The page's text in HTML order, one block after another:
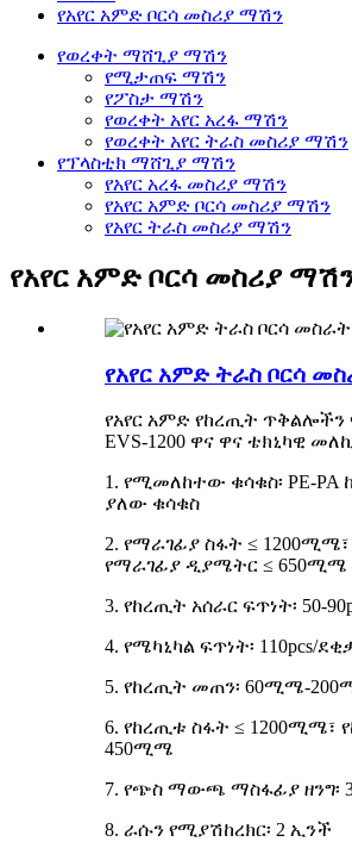
የአየር አምድ ቦርሳ መስሪያ ማሽን
የወረቀት ማሸጊያ ማሽን
የሚታጠፍ ማሽን
የፖስታ ማሽን
የወረቀት አየር አረፋ ማሽን
የወረቀት አየር ትራስ መስሪያ ማሽን
የፕላስቲክ ማሸጊያ ማሽን
የአየር አረፋ መስሪያ ማሽን
የአየር አምድ ቦርሳ መስሪያ ማሽን
የአየር ትራስ መስሪያ ማሽን
የአየር አምድ ቦርሳ መስሪያ
የአየር አምድ ትራስ ቦርሳ
የአየር አምድ የከረጢት
EVS-1200 ዋና ዋና ቴክኒካዊ
1. የሚመለከተው ቁሳቁስ፡ PE-PA
ያለው ቁሳቁስ
2. የማራገፊያ ስፋት ≤
የማራገፊያ ዲያሜትር ≤ 650ሚሜ
3. የከረጢት አሰራር ፍጥነት፡ 50-
4. የሜካኒካል ፍጥነት፡ 110pcs/
5. የከረጢት መጠን፡ 60ሚሜ-
6. የከረጢቱ ስፋት ≤ 1200ሚሜ፣
450ሚሜ
7. የጭስ ማውጫ ማስፋፊያ ዘንግ፡
8. ራሱን የሚያሽከረክር፡ 2 ኢንች